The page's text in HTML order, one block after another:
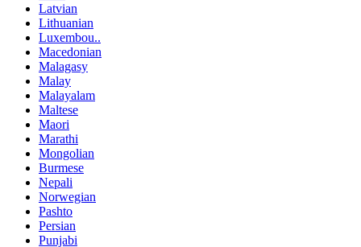
Latvian
Lithuanian
Luxembou..
Macedonian
Malagasy
Malay
Malayalam
Maltese
Maori
Marathi
Mongolian
Burmese
Nepali
Norwegian
Pashto
Persian
Punjabi